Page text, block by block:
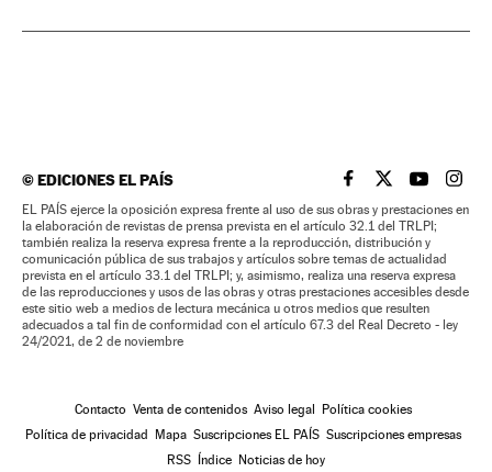
©EDICIONES EL PAÍS EL PAÍS BRASIL EN
EL PAÍSEL PAÍS
EL
EL PAÍS ejerce la oposición expresa frente al uso de sus obras y prestaciones en
la elaboración de revistas de prensa prevista en el artículo 32.1 del TRLPI;
también realiza la reserva expresa frente a la reproducción, distribución y
comunicación pública de sus trabajos y artículos sobre temas de actualidad
prevista en el artículo 33.1 del TRLPI; y, asimismo, realiza una reserva expresa
de las reproducciones y usos de las obras y otras prestaciones accesibles desde
este sitio web a medios de lectura mecánica u otros medios que resulten
adecuados a tal fin de conformidad con el artículo 67.3 del Real Decreto - ley
24/2021, de 2 de noviembre
Contacto Venta de contenidos Aviso legal
Política cookies
Política de privacidad
Mapa Suscripciones EL PAÍS Suscripciones empresas
RSS
Índice Noticias de hoy